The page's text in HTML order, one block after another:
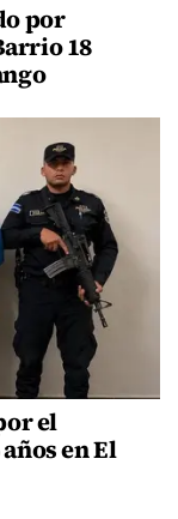
por
18
el
en El